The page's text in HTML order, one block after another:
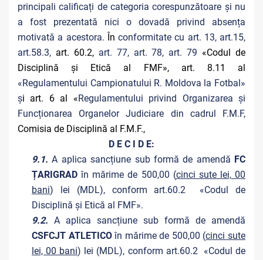
principali calificați de categoria corespunzătoare și nu
a fost prezentată nici o dovadă privind absența
motivată a acestora. În conformitate cu art. 13, art.15,
art.58.3, art. 60.2, art. 77, art. 78, art. 79 «Codul de
Disciplină și Etică al FMF», art. 8.11 al
«Regulamentului Campionatului R. Moldova la Fotbal»
și art. 6 al «Regulamentului privind Organizarea și
Funcționarea Organelor Judiciare din cadrul F.M.F,
Comisia de Disciplină al F.M.F.,
D E C I D E:
9.1.A aplica sancțiune sub formă de amendă FC
ȚARIGRADîn mărime de 500,00 (cinci sute lei, 00
bani) lei (MDL), conform art.60.2 «Codul de
Disciplină și Etică al FMF».
9.2. A aplica sancțiune sub formă de amendă
CSFCJT ATLETICOîn mărime de 500,00 (cinci sute
lei, 00 bani) lei (MDL), conform art.60.2 «Codul de